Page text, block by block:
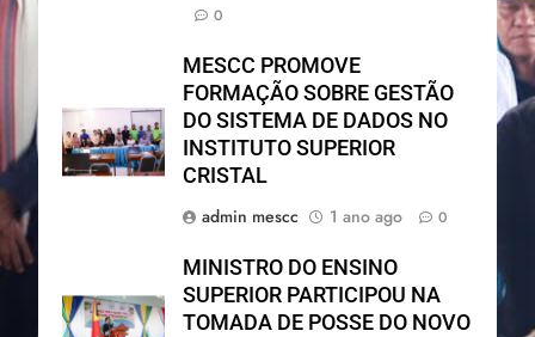
0
MESCC PROMOVE
FORMAÇÃO SOBRE GESTÃO
DO SISTEMA DE DADOS NO
INSTITUTO SUPERIOR
CRISTAL
admin mescc
1 ano ago 0
MINISTRO DO ENSINO
SUPERIOR PARTICIPOU NA
TOMADA DE POSSE DO NOVO